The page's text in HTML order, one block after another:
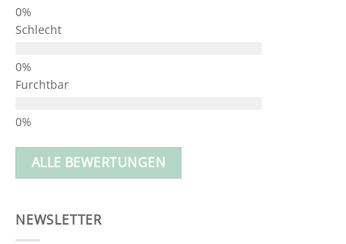
Schlecht
Furchtbar
ALLE BEWERTUNGEN
NEWSLETTER